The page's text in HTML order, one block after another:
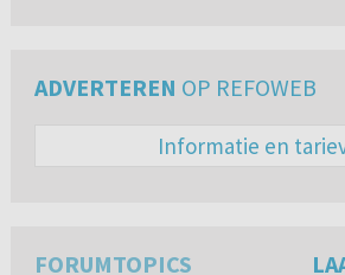
ADVERTEREN OP REFOWEB
Informatie en
FORUMTOPICS